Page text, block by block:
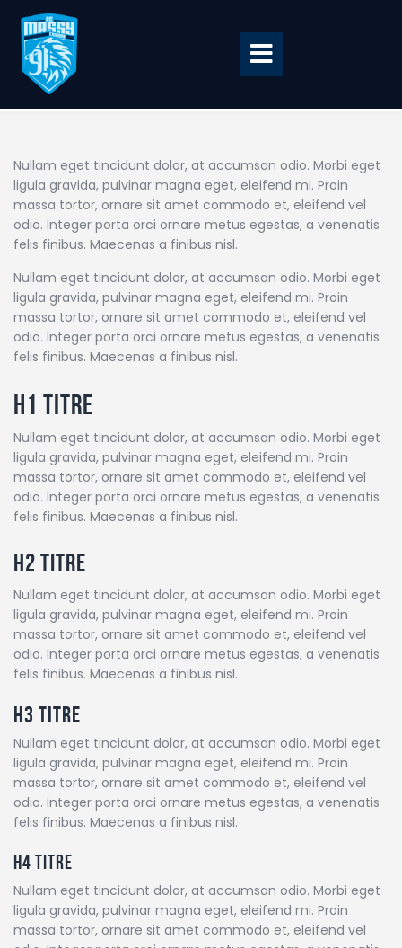
BILLETTERIE
BOUTIQUE
CLUB
EQUIPE PRO
RCME Association
ENTREPRISES &
TAXE D’APPRENTISSAGE
MÉCÉNAT
FORMATION /
RECONVERSION
RSE
ACTUALITÉS
Contact
Nullam eget tincidunt dolor, at accumsan odio. Morbi eget
ligula gravida, pulvinar magna eget, eleifend mi. Proin
massa tortor, ornare sit amet commodo et, eleifend vel
odio. Integer porta orci ornare metus egestas, a venenatis
felis finibus. Maecenas a finibus nisl.
Nullam eget tincidunt dolor, at accumsan odio. Morbi eget
ligula gravida, pulvinar magna eget, eleifend mi. Proin
massa tortor, ornare sit amet commodo et, eleifend vel
odio. Integer porta orci ornare metus egestas, a venenatis
felis finibus. Maecenas a finibus nisl.
H1 Titre
Nullam eget tincidunt dolor, at accumsan odio. Morbi eget
ligula gravida, pulvinar magna eget, eleifend mi. Proin
massa tortor, ornare sit amet commodo et, eleifend vel
odio. Integer porta orci ornare metus egestas, a venenatis
felis finibus. Maecenas a finibus nisl.
H2 Titre
Nullam eget tincidunt dolor, at accumsan odio. Morbi eget
ligula gravida, pulvinar magna eget, eleifend mi. Proin
massa tortor, ornare sit amet commodo et, eleifend vel
odio. Integer porta orci ornare metus egestas, a venenatis
felis finibus. Maecenas a finibus nisl.
H3 Titre
Nullam eget tincidunt dolor, at accumsan odio. Morbi eget
ligula gravida, pulvinar magna eget, eleifend mi. Proin
massa tortor, ornare sit amet commodo et, eleifend vel
odio. Integer porta orci ornare metus egestas, a venenatis
felis finibus. Maecenas a finibus nisl.
H4 Titre
Nullam eget tincidunt dolor, at accumsan odio. Morbi eget
ligula gravida, pulvinar magna eget, eleifend mi. Proin
massa tortor, ornare sit amet commodo et, eleifend vel